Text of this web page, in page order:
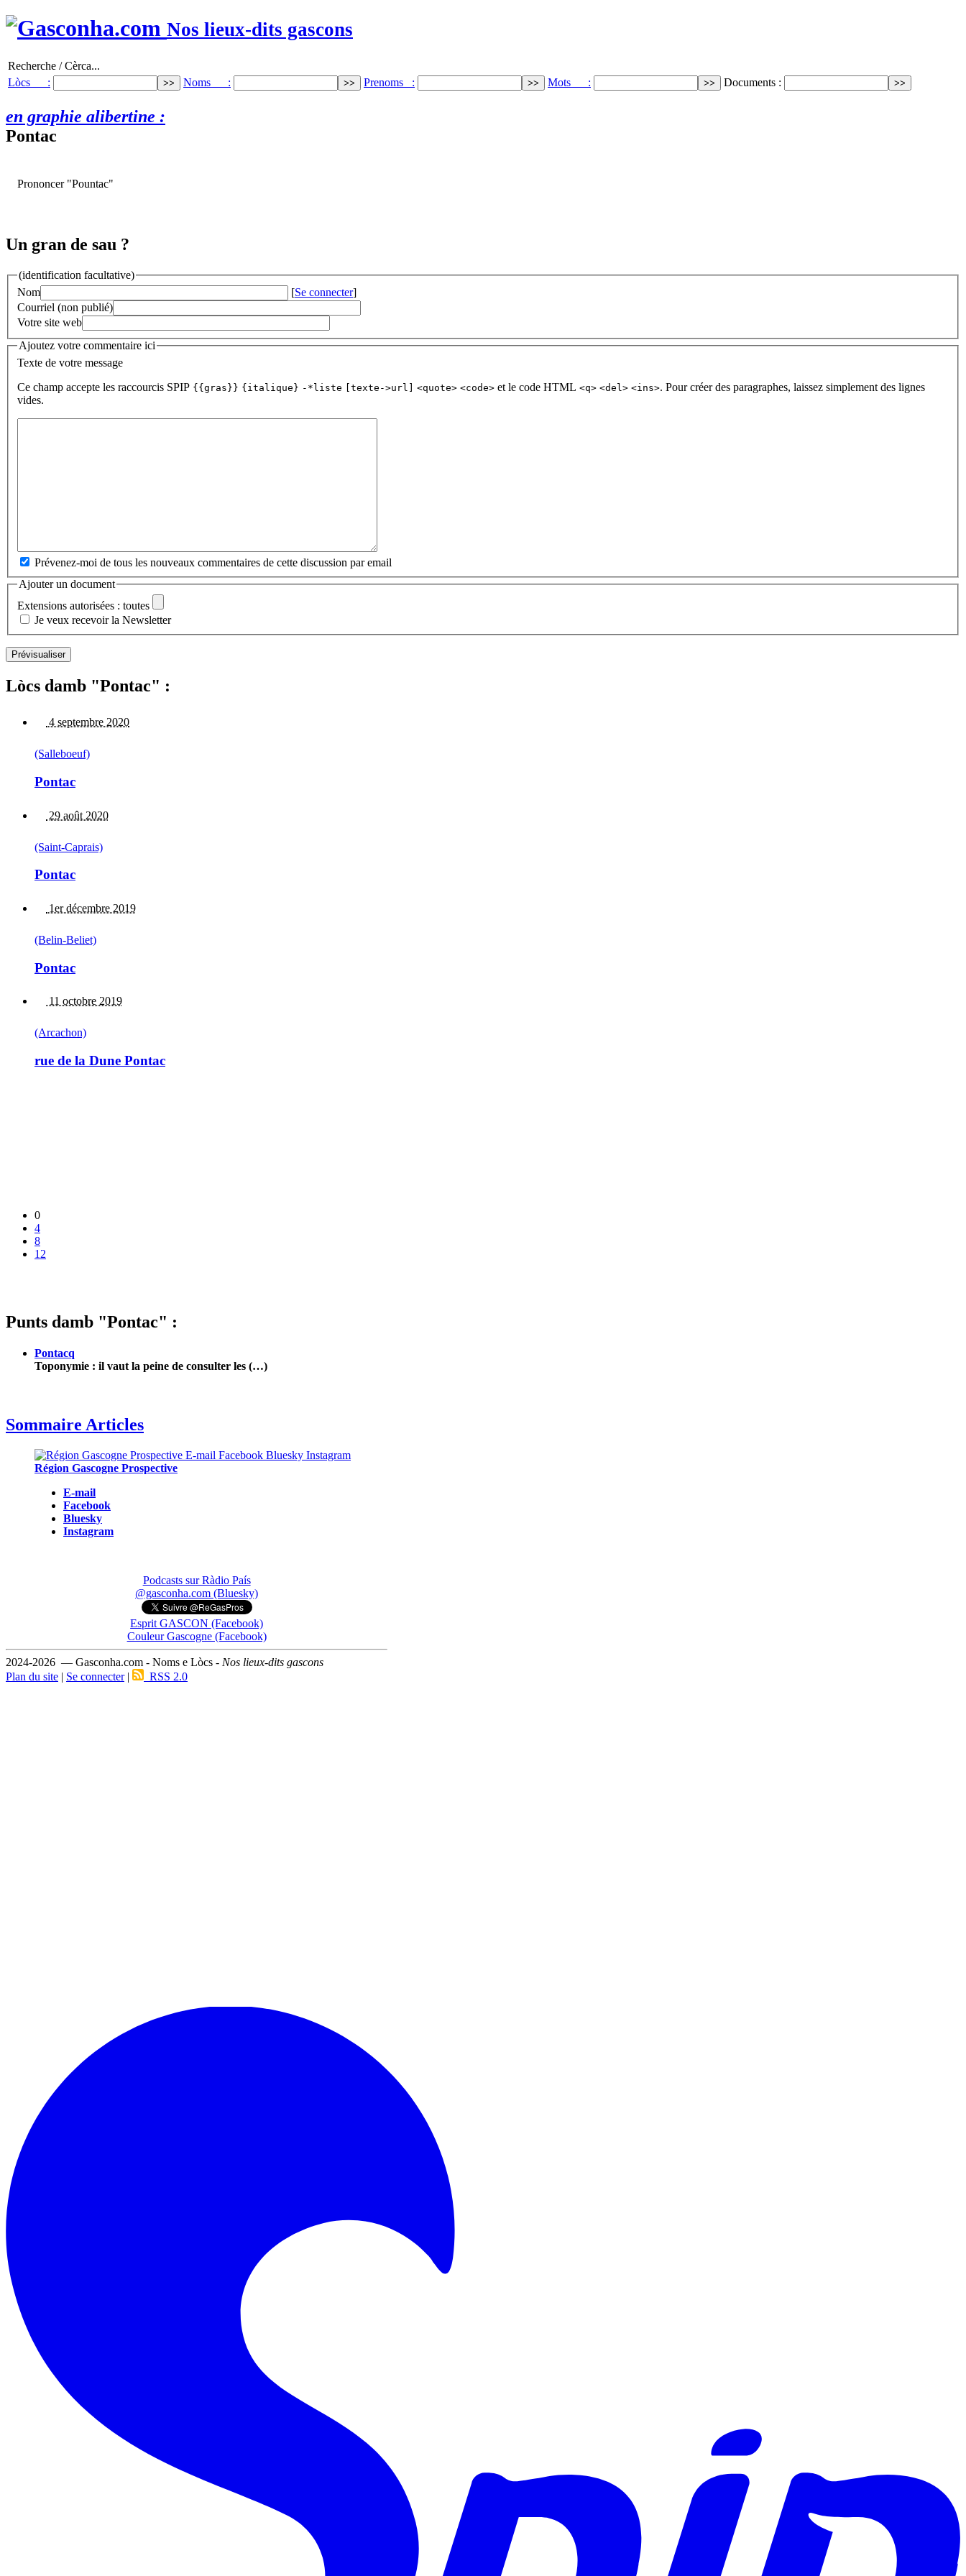
Nos lieux-dits gascons
Recherche / Cèrca...
Lòcs :
Noms : Prenoms : Mots : Documents :
en graphie alibertine :
Pontac
Prononcer "Pountac"
Un gran de sau ?
(identification facultative)
Nom
[Se connecter]
Courriel (non publié)
Votre site web
Ajoutez votre commentaire ici
Texte de votre message
Ce champ accepte les raccourcis SPIP {{gras}} {italique} -*liste [texte->url] <quote> <code> et le code HTML <q> <del> <ins>. Pour créer des paragraphes, laissez simplement des lignes
vides.
Prévenez-moi de tous les nouveaux commentaires de cette discussion par email
Ajouter un document
Extensions autorisées : toutes
Je veux recevoir la Newsletter
Lòcs damb "Pontac" :
4 septembre 2020
(Salleboeuf)
Pontac
29 août 2020
(Saint-Caprais)
Pontac
1er décembre 2019
(Belin-Beliet)
Pontac
11 octobre 2019
(Arcachon)
rue de la Dune Pontac
0
4
8
12
Punts damb "Pontac" :
Pontacq
Toponymie : il vaut la peine de consulter les (…)
Sommaire Articles
Région Gascogne Prospective
E-mail
Facebook
Bluesky
Instagram
Podcasts sur Ràdio País
@gasconha.com (Bluesky)
Esprit GASCON (Facebook)
Couleur Gascogne (Facebook)
2024-2026 — Gasconha.com - Noms e Lòcs - Nos lieux-dits gascons
Plan du site | Se connecter| RSS 2.0